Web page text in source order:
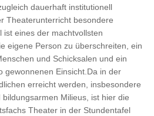
dauerhaft institutionell
Theaterunterricht besondere
ist eines der machtvollsten
eigene Person zu überschreiten, ein
und Schicksalen und ein
gewonnenen Einsicht.Da in der
erreicht werden, insbesondere
Milieus, ist hier die
Theater in der Stundentafel